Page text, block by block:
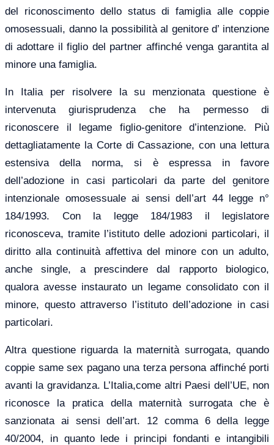
del riconoscimento dello status di famiglia alle coppie
omosessuali, danno la possibilità al genitore d’ intenzione
di adottare il figlio del partner affinché venga garantita al
minore una famiglia.
In Italia per risolvere la su menzionata questione è
intervenuta giurisprudenza che ha permesso di
riconoscere il legame figlio-genitore d’intenzione. Più
dettagliatamente la Corte di Cassazione, con una lettura
estensiva della norma, si è espressa in favore
dell’adozione in casi particolari da parte del genitore
intenzionale omosessuale ai sensi dell’art 44 legge n°
184/1993. Con la legge 184/1983 il legislatore
riconosceva, tramite l’istituto delle adozioni particolari, il
diritto alla continuità affettiva del minore con un adulto,
anche single, a prescindere dal rapporto biologico,
qualora avesse instaurato un legame consolidato con il
minore, questo attraverso l’istituto dell’adozione in casi
particolari.
Altra questione riguarda la maternità surrogata, quando
coppie same sex pagano una terza persona affinché porti
avanti la gravidanza. L’Italia,come altri Paesi dell’UE, non
riconosce la pratica della maternità surrogata che è
sanzionata ai sensi dell’art. 12 comma 6 della legge
40/2004, in quanto lede i principi fondanti e intangibili